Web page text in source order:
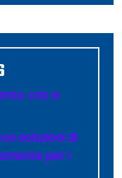
cric e
soluzioni di
per i